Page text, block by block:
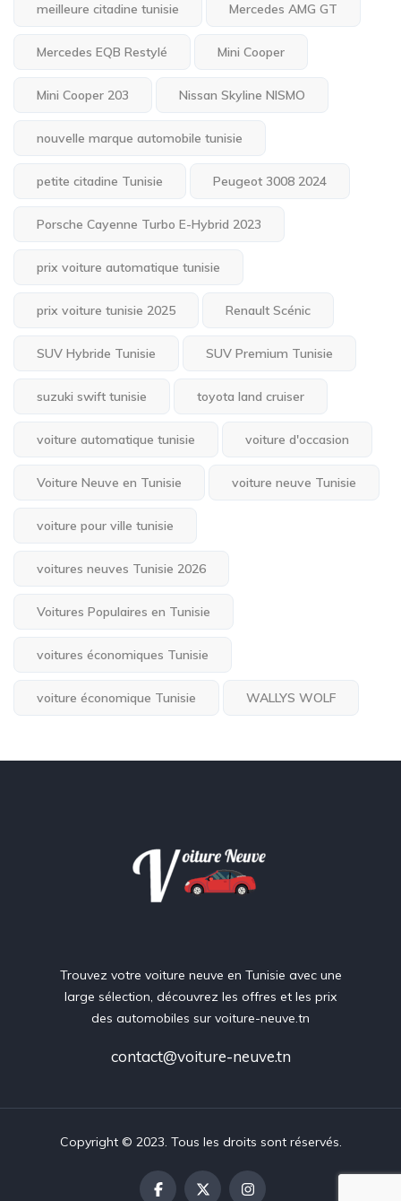
meilleure citadine tunisie Mercedes AMG GT
Mercedes EQB Restylé Mini Cooper
Mini Cooper 203 Nissan Skyline NISMO
nouvelle marque automobile tunisie
petite citadine Tunisie Peugeot 3008 2024
Porsche Cayenne Turbo E-Hybrid 2023
prix voiture automatique tunisie
prix voiture tunisie 2025 Renault Scénic
SUV Hybride Tunisie SUV Premium Tunisie
suzuki swift tunisie toyota land cruiser
voiture automatique tunisie voiture d'occasion
Voiture Neuve en Tunisie voiture neuve Tunisie
voiture pour ville tunisie
voitures neuves Tunisie 2026
Voitures Populaires en Tunisie
voitures économiques Tunisie
voiture économique Tunisie WALLYS WOLF
Trouvez votre voiture neuve en Tunisie avec une
large sélection, découvrez les offres et les prix
des automobiles sur voiture-neuve.tn
contact@voiture-neuve.tn
Copyright © 2023. Tous les droits sont réservés.